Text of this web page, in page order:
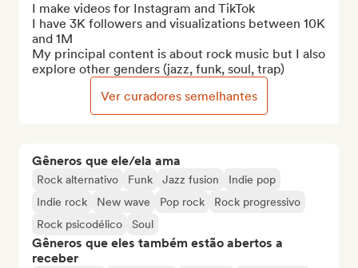
Gêneros que ele/ela ama
Rock alternativo Funk Jazz fusion
Indie pop
Indie rock
New wave Pop rock
Rock progressivo
Rock psicodélico
Soul
Gêneros que eles também estão abertos a
receber
I make videos for Instagram and TikTok
I have 3K followers and visualizations between 10K
and 1M
My principal content is about rock music but I also
explore other genders (jazz, funk, soul, trap)
Ver curadores semelhantes